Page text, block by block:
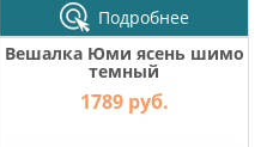
Подробнее
Вешалка Юми ясень шимо
темный
1789 руб.